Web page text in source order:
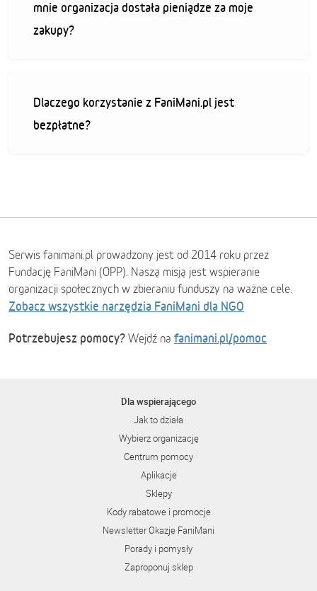
mnie organizacja dostała pieniądze za moje
zakupy?
Dlaczego korzystanie z FaniMani.pl jest
bezpłatne?
Serwis fanimani.pl prowadzony jest od 2014 roku przez
Fundację FaniMani (OPP). Naszą misją jest wspieranie
organizacji społecznych w zbieraniu funduszy na ważne cele.
Zobacz wszystkie narzędzia FaniMani dla NGO
Potrzebujesz pomocy? Wejdź na fanimani.pl/pomoc
Dla wspierającego
Jak to działa
Wybierz organizację
Centrum pomocy
Aplikacje
Sklepy
Kody rabatowe i promocje
Newsletter Okazje FaniMani
Porady i pomysły
Zaproponuj sklep